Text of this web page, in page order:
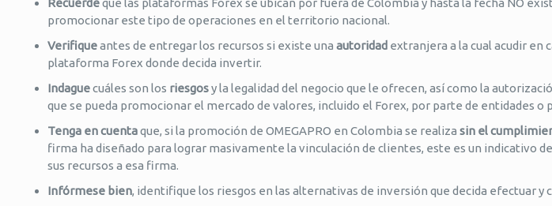
Recuerdeque las plataformas Forex se ubican por fuera de Colombia y hasta la fecha NO
promocionar este tipo de operaciones en el territorio nacional.
Verifiqueantes de entregar los recursos si existe una autoridad extranjera a la cual acudir en
plataforma Forex donde decida invertir.
Indaguecuáles son los riesgosy la legalidad del negocio que le ofrecen, así como la
que se pueda promocionar el mercado de valores, incluido el Forex, por parte de entidades
Tenga en cuentaque, si la promoción de OMEGAPRO en Colombia se realiza sin el
firma ha diseñado para lograr masivamente la vinculación de clientes, este es un indicativo
sus recursos a esa firma.
Infórmese bien, identifique los riesgos en las alternativas de inversión que decida efectuar y